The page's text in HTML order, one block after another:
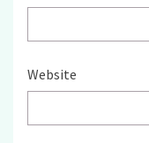
Website